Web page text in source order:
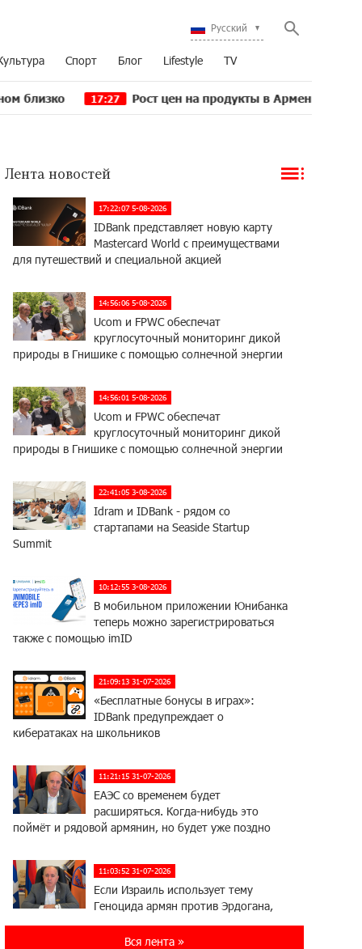
Русский
Спорт Блог Lifestyle TV
17:27 Рост цен на продукты в Армении ускорился до
Лента новостей
17:22:07 5-08-2026
IDBank представляет новую карту
Mastercard World с преимуществами
для путешествий и специальной акцией
14:56:06 5-08-2026
Ucom и FPWC обеспечат
круглосуточный мониторинг дикой
природы в Гнишике с помощью солнечной энергии
14:56:01 5-08-2026
Ucom и FPWC обеспечат
круглосуточный мониторинг дикой
природы в Гнишике с помощью солнечной энергии
22:41:05 3-08-2026
Idram и IDBank - рядом со
стартапами на Seaside Startup
Summit
10:12:55 3-08-2026
В мобильном приложении Юнибанка
теперь можно зарегистрироваться
также с помощью imID
21:09:13 31-07-2026
«Бесплатные бонусы в играх»:
IDBank предупреждает о
кибератаках на школьников
11:21:15 31-07-2026
ЕАЭС со временем будет
расширяться. Когда-нибудь это
поймёт и рядовой армянин, но будет уже поздно
11:03:52 31-07-2026
Если Израиль использует тему
Геноцида армян против Эрдогана,
Вся лента »